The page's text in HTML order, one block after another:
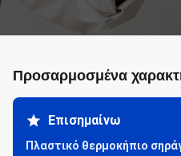
Προσαρμοσμένα
Επισημαίνω
Πλαστικό θερμοκήπιο